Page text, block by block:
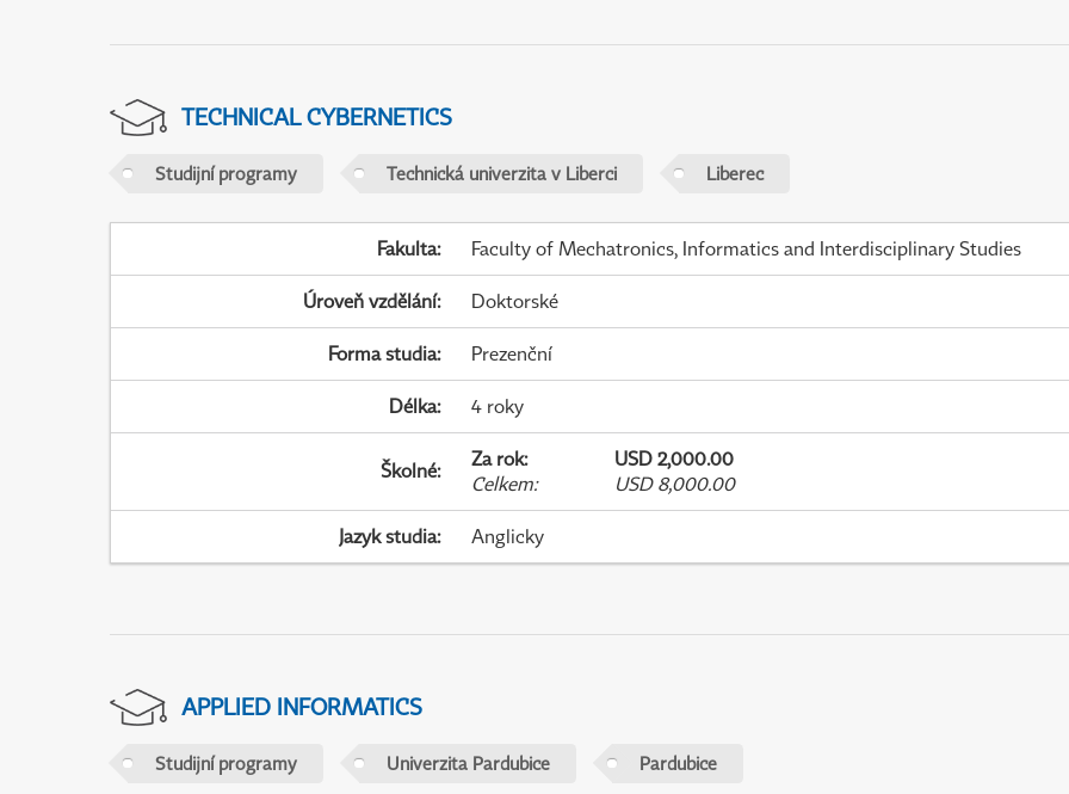
TECHNICAL CYBERNETICS
Studijní programy Technická univerzita v Liberci Liberec
Fakulta: Faculty of Mechatronics, Informatics and Interdisciplinary Studies
Úroveň vzdělání: Doktorské
Forma studia: Prezenční
Délka: 4 roky
Školné: Za rok:
USD 2,000.00
Celkem: USD 8,000.00
Jazyk studia: Anglicky
APPLIED INFORMATICS
Studijní programy Univerzita Pardubice Pardubice